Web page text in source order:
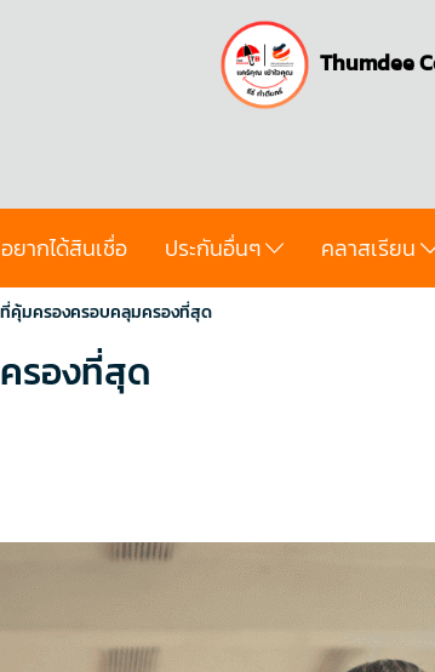
Thumdee
อยากได้สินเชื่อ ประกันอื่นๆ คลาสเรียน
คุ้มครองครอบคลุมครองที่สุด
รองที่สุด